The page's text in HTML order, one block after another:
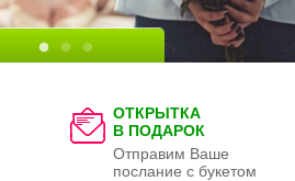
ОТКРЫТКА
В ПОДАРОК
Отправим Ваше
послание с букетом